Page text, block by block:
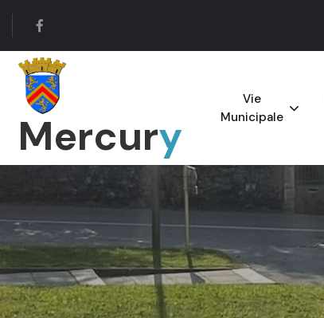
Mercury
Vie
Municipale